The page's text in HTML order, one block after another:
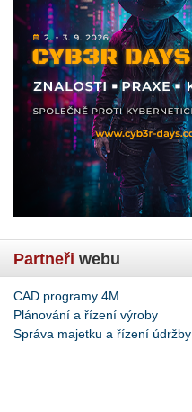
Partneři webu
CAD programy 4M
Plánování a řízení výroby
Správa majetku a řízení údržby